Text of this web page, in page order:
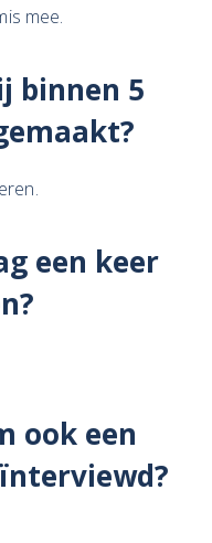
mee.
binnen 5
een keer
ook een